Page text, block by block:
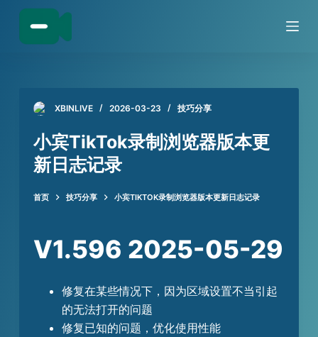
跳
XBINLIVE 2026-03-23 技巧分享
小宾TikTok录制浏览器版本更
新日志记录
首页 技巧分享 小宾TIKTOK录制浏览器版本更新日志记录
V1.596 2025-05-29
修复在某些情况下，因为区域设置不当引起
的无法打开的问题
修复已知的问题，优化使用性能